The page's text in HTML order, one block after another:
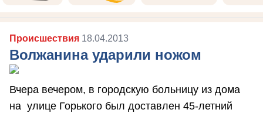
Происшествия 18.04.2013
Волжанина ударили ножом
Вчера вечером, в городскую больницу из дома
на улице Горького был доставлен 45-летний